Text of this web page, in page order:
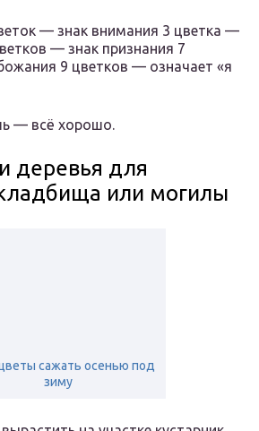
— знак вни­мания 3 цветка —
— знак признания 7
9 цветков — означает «я
— всё хорошо.
деревья для
или могилы
сажать осенью под
зиму